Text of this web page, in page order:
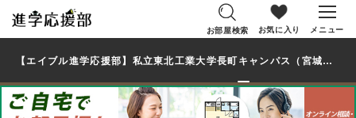
お部屋検索 お気に入り メニュー
【エイブル進学応援部】私立東北工業大学長町キャンパス（宮城県）周辺の賃貸を探す｜学生・大学生の一人暮らし向け賃貸マンション・アパート